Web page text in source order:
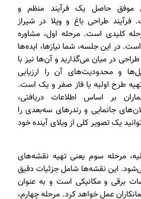
موفق حاصل یک فرآیند منظم و
فرآیند طراحی باغ و ویلا در شیراز
کلیدی است. مرحله اول، مشاوره
در این جلسه، شما نیازها، ایده‌ها
در میان می‌گذارید و آن‌ها نیز با
و محدودیت‌های آن را ارزیابی
طرح اولیه یا فاز صفر و یک است.
بر اساس اطلاعات دریافتی،
جانمایی و رندرهای سه‌بعدی را
یک تصویر کلی از ویلای آینده خود
مرحله سوم یعنی تهیه نقشه‌های
این نقشه‌ها شامل جزئیات دقیق
برقی و مکانیکی است و به عنوان
عمل خواهد کرد. مرحله چهارم،